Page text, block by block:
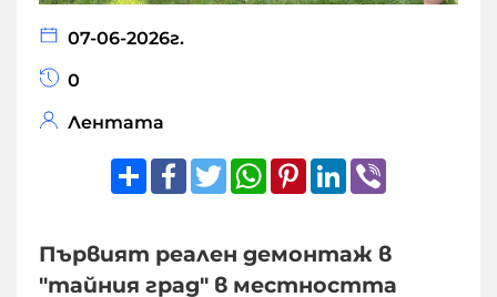
07-06-2026г.
0
Лентата
ShareFacebook
TwitterWhatsApp
Pinterest
LinkedIn
Първият реален демонтаж в
"тайния град" в местността